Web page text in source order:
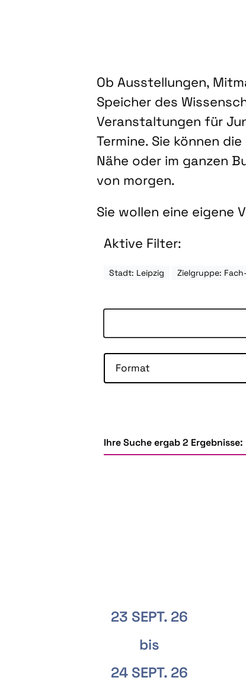
Ob Ausstellungen,
Speicher des
Veranstaltungen für
Termine. Sie können
Nähe oder im ganzen
von morgen.
Sie wollen eine eigene
Aktive Filter:
Stadt: Leipzig Zielgruppe:
Format
Ihre Suche ergab 2 Ergebnisse:
23 SEPT. 26
bis
24 SEPT. 26